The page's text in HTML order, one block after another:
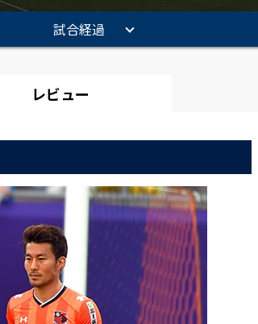
試合経過
レビュー